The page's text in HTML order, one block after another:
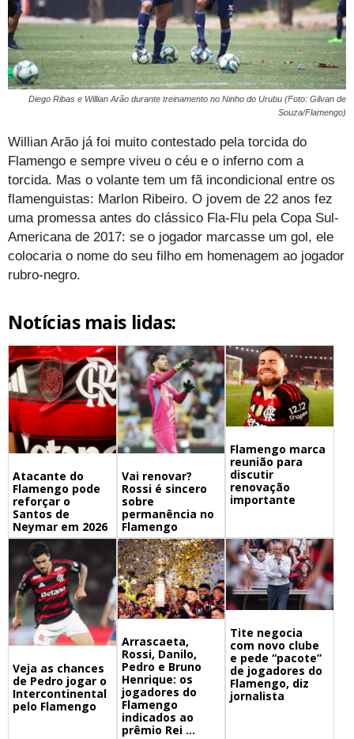
Diego Ribas e Willian Arão durante treinamento no Ninho do Urubu (Foto: Gilvan de
Souza/Flamengo)
Willian Arão já foi muito contestado pela torcida do
Flamengo e sempre viveu o céu e o inferno com a
torcida. Mas o volante tem um fã incondicional entre os
flamenguistas: Marlon Ribeiro. O jovem de 22 anos fez
uma promessa antes do clássico Fla-Flu pela Copa Sul-
Americana de 2017: se o jogador marcasse um gol, ele
colocaria o nome do seu filho em homenagem ao jogador
rubro-negro.
Notícias mais lidas:
Atacante do
Flamengo pode
reforçar o
Santos de
Neymar em 2026
Vai renovar?
Rossi é sincero
sobre
permanência no
Flamengo
Flamengo marca
reunião para
discutir
renovação
importante
Veja as chances
de Pedro jogar o
Intercontinental
pelo Flamengo
Arrascaeta,
Rossi, Danilo,
Pedro e Bruno
Henrique: os
jogadores do
Flamengo
indicados ao
prêmio Rei ...
Tite negocia
com novo clube
e pede “pacote”
de jogadores do
Flamengo, diz
jornalista